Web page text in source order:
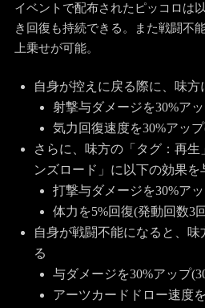
イベントで配布されたピッコロは
き回復も持続できる。また戦闘不
上乗せが可能。
自身が控えに戻る際に、味
射撃与ダメージを30%ア
気力回復速度を30%アッ
さらに、味方の「タグ：再
ンズロード」に以下の効果を
打撃与ダメージを30%ア
体力を5%回復(発動回数3
自身が戦闘不能になると、
る
与ダメージを30%アップ
アーツカードドロー速度